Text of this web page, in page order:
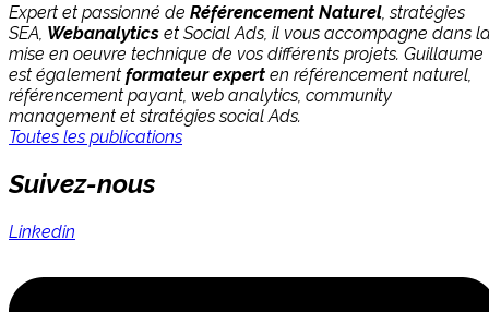
Expert et passionné de Référencement Naturel , stratégies
SEA, Webanalytics et Social Ads, il vous accompagne dans
mise en oeuvre technique de vos différents projets. Guillaume
est également formateur expert en référencement naturel,
référencement payant, web analytics, community
management et stratégies social Ads.
Toutes les publications
Suivez-nous
Linkedin